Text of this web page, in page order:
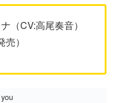
（CV:高尾奏音）
）